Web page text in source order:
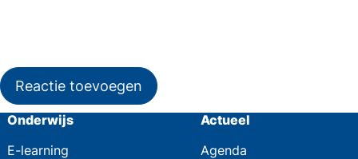
Reactie toevoegen
Onderwijs
E-learning
Actueel
Agenda